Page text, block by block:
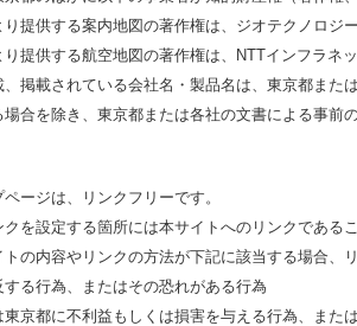
り提供する案内地図の著作権は、ジオテクノロジ
提供する航空地図の著作権は、NTTインフラネ
掲載されている会社名・製品名は、東京都ま
合を除き、東京都または各社の文書による事前
ージは、リンクフリーです。
クを設定する箇所には本サイトへのリンクである
トの内容やリンクの方法が下記に該当する場合、
る行為、またはその恐れがある行為
東京都に不利益もしくは損害を与える行為、また